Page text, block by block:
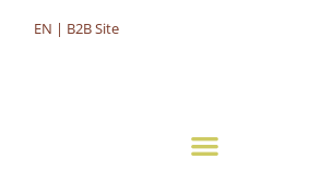
EN | B2B Site